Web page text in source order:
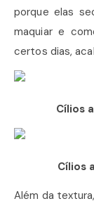
porque elas
maquiar e
certos dias,
Cílios
Cílios
Além da